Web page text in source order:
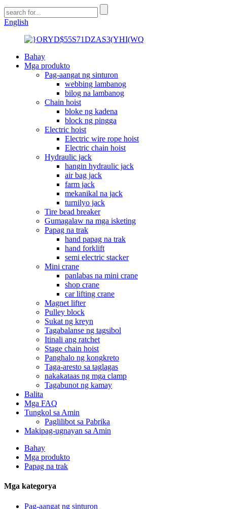
English
Bahay
Mga produkto
Pag-aangat ng sinturon
webbing lambanog
bilog na lambanog
Chain hoist
bloke ng kadena
block ng pingga
Electric hoist
Electric wire rope hoist
Electric chain hoist
Hydraulic jack
hangin hydraulic jack
air bag jack
farm jack
mekanikal na jack
turnilyo jack
Tire bead breaker
Gumagalaw na mga isketing
Papag na trak
hand papag na trak
hand forklift
semi electric stacker
Mini crane
panlabas na mini crane
shop crane
car lifting crane
Magnet lifter
Pulley block
Sukat ng kreyn
Tagabalanse ng tagsibol
Itinali ang ratchet
Stage chain hoist
Panghalo ng kongkreto
Taga-aresto sa taglagas
nakakataas ng mga clamp
Tagabunot ng kamay
Balita
Mga FAQ
Tungkol sa Amin
Paglilibot sa Pabrika
Makipag-ugnayan sa Amin
Bahay
Mga produkto
Papag na trak
Mga kategorya
Pag-aangat ng sinturon